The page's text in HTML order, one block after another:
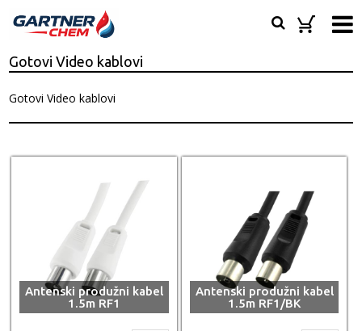
Gotovi Video kablovi
Gotovi Video kablovi
Antenski produžni kabel
1.5m RF1
Antenski produžni kabel
1.5m RF1/BK